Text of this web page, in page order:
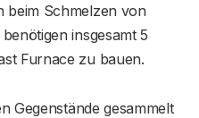
beim Schmelzen von
insgesamt 5
Furnace zu bauen.
Gegenstände gesammelt